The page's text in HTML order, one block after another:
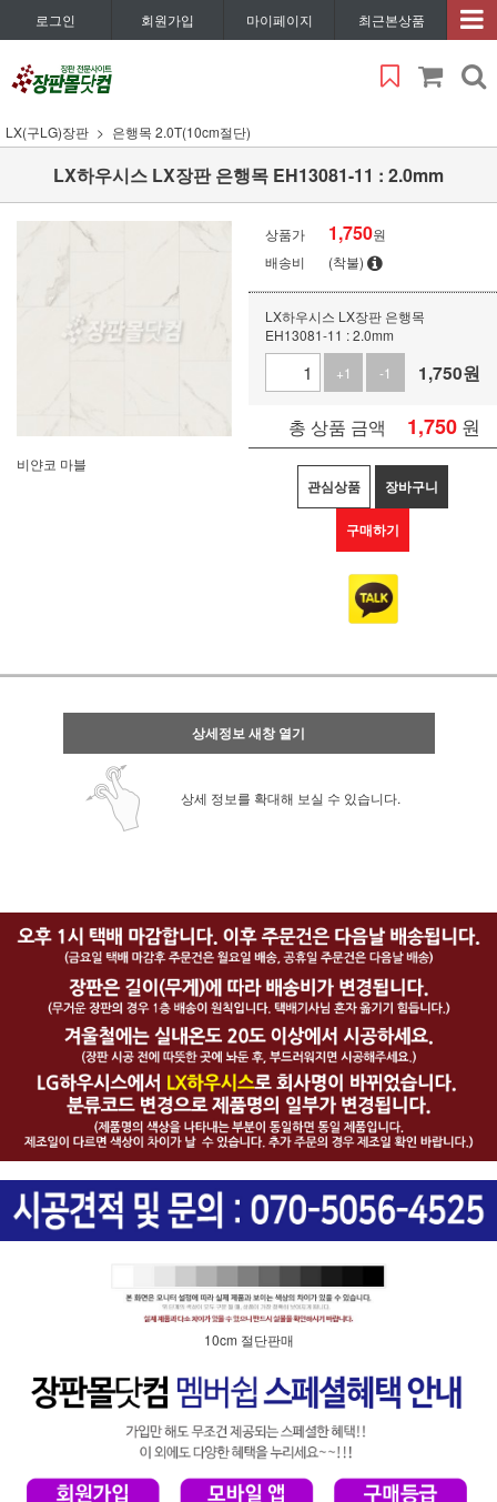
로그인 회원가입 마이페이지 최근본상품
LX(구LG)장판 은행목 2.0T(10cm절단)
LX하우시스 LX장판 은행목 EH13081-11 : 2.0mm
비얀코 마블
상품가 1,750원
배송비
(착불)
LX하우시스 LX장판 은행목
EH13081-11 : 2.0mm
+1
-1 1,750원
총 상품 금액 1,750 원
관심상품 장바구니
구매하기
상세정보 새창 열기
상세 정보를 확대해 보실 수 있습니다.
10cm 절단판매